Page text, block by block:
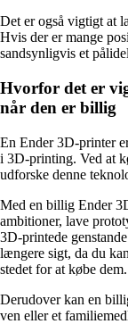
Det er også vigtigt at
Hvis der er mange
sandsynligvis et
Hvorfor det er
når den er billig
En Ender 3D-printer
i 3D-printing. Ved at
udforske denne
Med en billig Ender
ambitioner, lave
3D-printede
længere sigt, da du
stedet for at købe dem.
Derudover kan en
ven eller et